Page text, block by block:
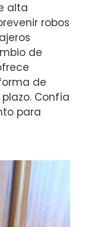
alta
robos
de
de
Confía
para